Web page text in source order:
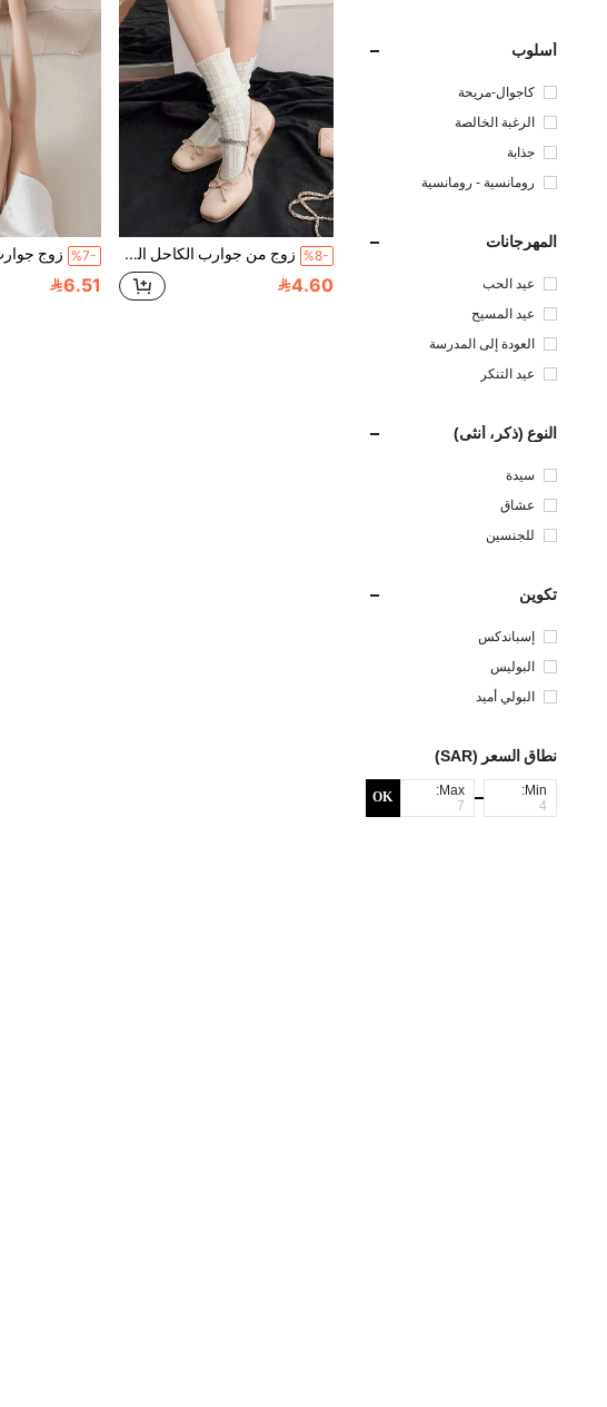
أسلوب
كاجوال-مريحة
الرغبة الخالصة
جذابة
رومانسية - رومانسية
المهرجانات
عيد الحب
عيد المسيح
العودة إلى المدرسة
عيد التنكر
النوع (ذكر، أنثى)
سيدة
عشاق
للجنسين
تكوين
إسباندكس
البوليس
البولي أميد
نطاق السعر (SAR)
Min:
Max:
OK
%8- زوج من جوارب الكاحل الشفافة البيضاء المزركشة بالدانتيل المطرزة للنساء، مناسبة للاستخدام في الحفلات واليومي الصيفي الرقيق
4.60
%7- زوج
6.51